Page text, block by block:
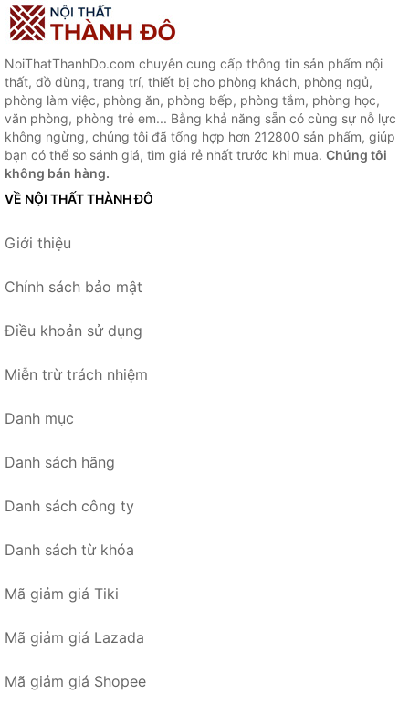
NoiThatThanhDo.com chuyên cung cấp thông tin sản phẩm nội
thất, đồ dùng, trang trí, thiết bị cho phòng khách, phòng ngủ,
phòng làm việc, phòng ăn, phòng bếp, phòng tắm, phòng học,
văn phòng, phòng trẻ em... Bằng khả năng sẵn có cùng sự nỗ lực
không ngừng, chúng tôi đã tổng hợp hơn 212800 sản phẩm, giúp
bạn có thể so sánh giá, tìm giá rẻ nhất trước khi mua. Chúng tôi
không bán hàng.
VỀ NỘI THẤT THÀNH ĐÔ
Giới thiệu
Chính sách bảo mật
Điều khoản sử dụng
Miễn trừ trách nhiệm
Danh mục
Danh sách hãng
Danh sách công ty
Danh sách từ khóa
Mã giảm giá Tiki
Mã giảm giá Lazada
Mã giảm giá Shopee